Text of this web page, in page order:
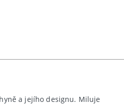
a jejího designu. Miluje